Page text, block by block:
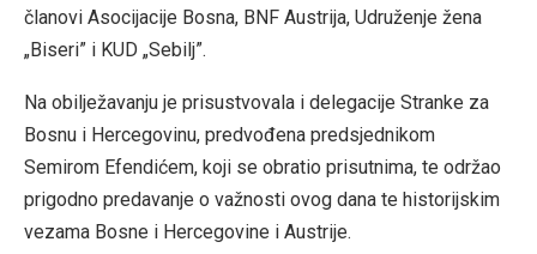
članovi Asocijacije Bosna, BNF Austrija, Udruženje žena
„Biseri” i KUD „Sebilj”.
Na obilježavanju je prisustvovala i delegacije Stranke za
Bosnu i Hercegovinu, predvođena predsjednikom
Semirom Efendićem, koji se obratio prisutnima, te održao
prigodno predavanje o važnosti ovog dana te historijskim
vezama Bosne i Hercegovine i Austrije.